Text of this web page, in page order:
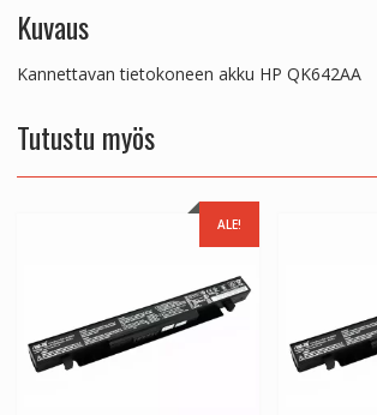
Kuvaus
Kannettavan tietokoneen akku HP QK642AA
Tutustu myös
ALE!